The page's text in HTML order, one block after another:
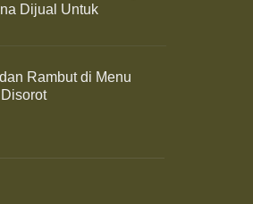
Dijual Untuk
Rambut di Menu